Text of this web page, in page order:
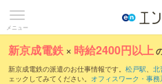
メニュー
新京成電鉄 × 時給2400円以上
新京成電鉄の派遣のお仕事情報です。 松戸駅、 北
ェックしてみてください。 オフィスワーク・事務